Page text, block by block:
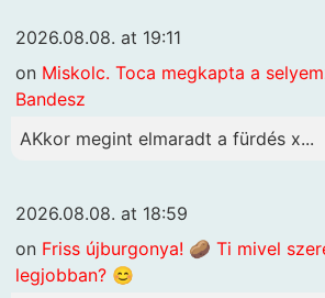
2026.08.08. at 19:11
on Miskolc. Toca megkapta a
Bandesz
AKkor megint elmaradt a fürdés x...
2026.08.08. at 18:59
on Friss újburgonya! 🥔 Ti mivel
legjobban? 😊